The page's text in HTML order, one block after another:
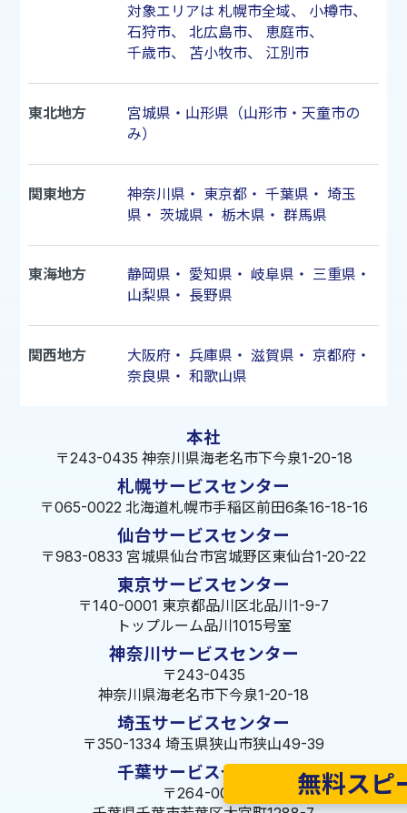
対象エリアは 札幌市全域、 小樽市、
石狩市、 北広島市、 恵庭市、
千歳市、 苫小牧市、 江別市
東北地方
宮城県・山形県（山形市・天童市の
み）
関東地方 神奈川県 ・ 東京都・ 千葉県 ・ 埼玉
県 ・ 茨城県 ・ 栃木県 ・ 群馬県
東海地方 静岡県 ・ 愛知県 ・ 岐阜県 ・ 三重県 ・
山梨県 ・ 長野県
関西地方 大阪府 ・ 兵庫県 ・ 滋賀県 ・ 京都府 ・
奈良県 ・ 和歌山県
本社
〒243-0435 神奈川県海老名市下今泉1-20-18
札幌サービスセンター
〒065-0022 北海道札幌市手稲区前田6条16-18-16
仙台サービスセンター
〒983-0833 宮城県仙台市宮城野区東仙台1-20-22
東京サービスセンター
〒140-0001 東京都品川区北品川1-9-7
トップルーム品川1015号室
神奈川サービスセンター
〒243-0435
神奈川県海老名市下今泉1-20-18
埼玉サービスセンター
〒350-1334 埼玉県狭山市狭山49-39
千葉サービスセンター
〒264-0016
無料スピ